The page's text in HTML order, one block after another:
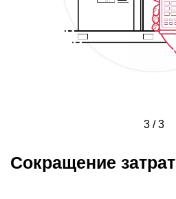
3 / 3
Сокращение затрат